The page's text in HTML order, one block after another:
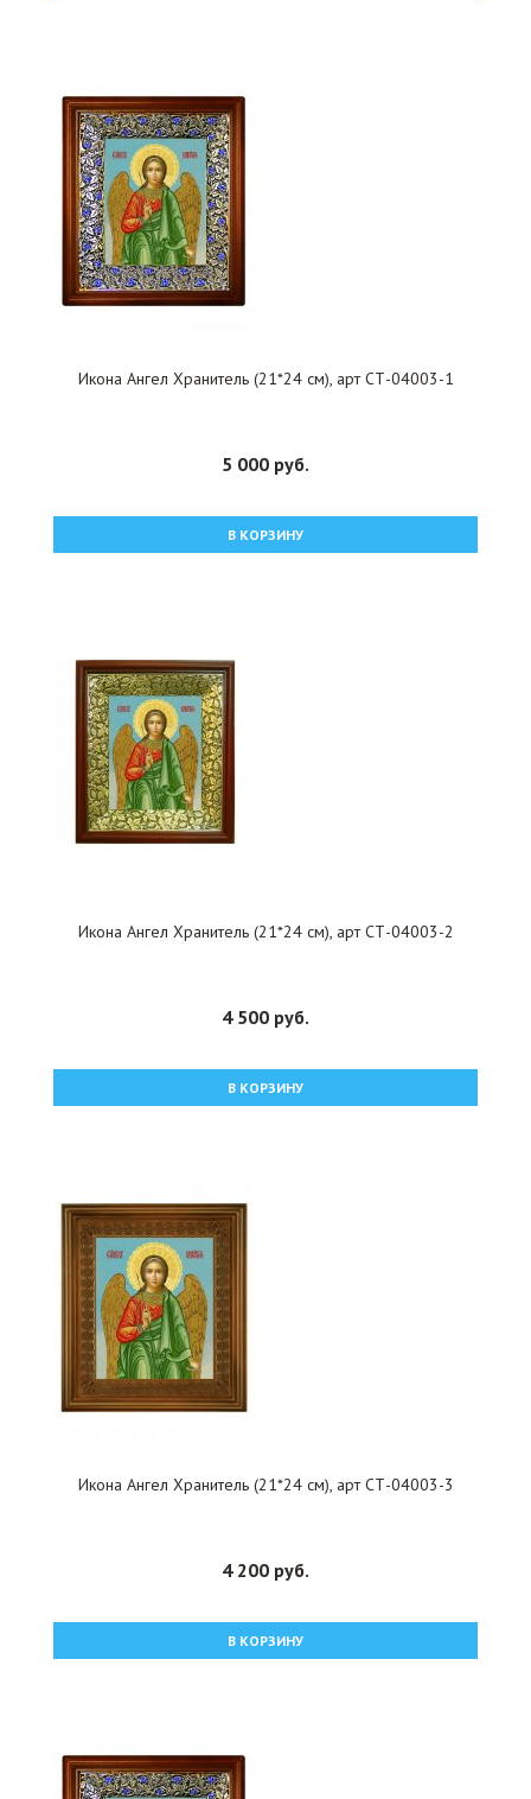
Икона Ангел Хранитель (21*24 см), арт СТ-04003-1
5 000 руб.
В КОРЗИНУ
Икона Ангел Хранитель (21*24 см), арт СТ-04003-2
4 500 руб.
В КОРЗИНУ
Икона Ангел Хранитель (21*24 см), арт СТ-04003-3
4 200 руб.
В КОРЗИНУ